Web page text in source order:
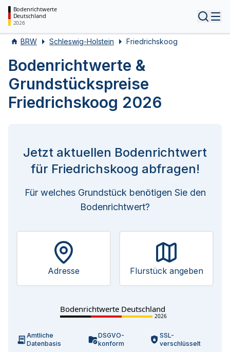
Bodenrichtwerte
Deutschland
2026
BRW Schleswig-Holstein Friedrichskoog
Bodenrichtwerte &
Grundstückspreise
Friedrichskoog 2026
Jetzt aktuellen Bodenrichtwert
für Friedrichskoog abfragen!
Für welches Grundstück benötigen Sie den
Bodenrichtwert?
Adresse Flurstück angeben
Bodenrichtwerte Deutschland
2026
Amtliche
Datenbasis
DSGVO-
konform
SSL-
verschlüsselt